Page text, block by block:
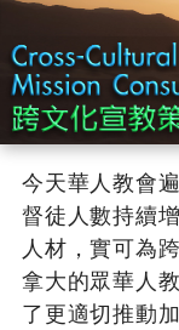
今天華人教會
督徒人數持續
人材，實可為
拿大的眾華人
了更適切推動